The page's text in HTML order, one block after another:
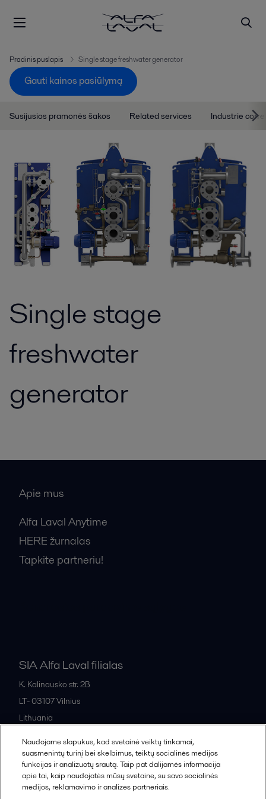
Pradinis puslapis Single stage freshwater generator
Gauti kainos pasiūlymą
Susijusios pramonės šakos Related services Industrie
Single stage
freshwater
generator
Apie mus
Alfa Laval Anytime
HERE žurnalas
Tapkite partneriu!
SIA Alfa Laval filialas
K. Kalinausko str. 2B
LT- 03107Vilnius
Lithuania
All offices and partners
Naudojame slapukus, kad svetainė veiktų tinkamai,
suasmenintų turinį bei skelbimus, teiktų socialinės medijos
funkcijas ir analizuotų srautą. Taip pat dalijamės informacija
apie tai, kaip naudojatės mūsų svetaine, su savo socialinės
medijos, reklamavimo ir analizės partneriais.